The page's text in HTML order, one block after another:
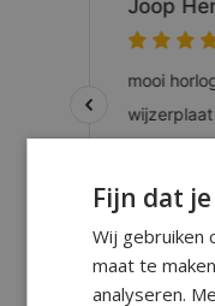
Fijn dat
Wij gebruiken
maat te
analyseren.